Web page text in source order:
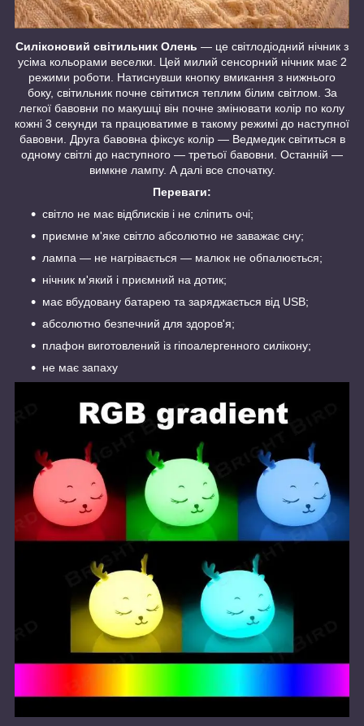
Силіконовий світильник Олень — це світлодіодний нічник з
усіма кольорами веселки. Цей милий сенсорний нічник має 2
режими роботи. Натиснувши кнопку вмикання з нижнього
боку, світильник почне світитися теплим білим світлом. За
легкої бавовни по макушці він почне змінювати колір по колу
кожні 3 секунди та працюватиме в такому режимі до наступної
бавовни. Друга бавовна фіксує колір — Ведмедик світиться в
одному світлі до наступного — третьої бавовни. Останній —
вимкне лампу. А далі все спочатку.
Переваги:
світло не має відблисків і не сліпить очі;
приємне м'яке світло абсолютно не заважає сну;
лампа — не нагрівається — малюк не обпалюється;
нічник м'який і приємний на дотик;
має вбудовану батарею та заряджається від USB;
абсолютно безпечний для здоров'я;
плафон виготовлений із гіпоалергенного силікону;
не має запаху